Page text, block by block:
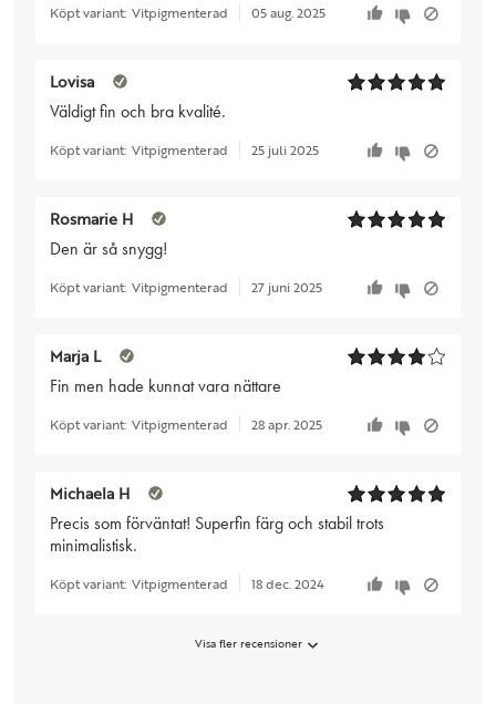
Köpt variant: Vitpigmenterad 05 aug. 2025
Lovisa
Väldigt fin och bra kvalité.
Köpt variant: Vitpigmenterad 25 juli 2025
Rosmarie H
Den är så snygg!
Köpt variant: Vitpigmenterad 27 juni 2025
Marja L
Fin men hade kunnat vara nättare
Köpt variant: Vitpigmenterad 28 apr. 2025
Michaela H
Precis som förväntat! Superfin färg och stabil trots
minimalistisk.
Köpt variant: Vitpigmenterad 18 dec. 2024
Visa fler recensioner